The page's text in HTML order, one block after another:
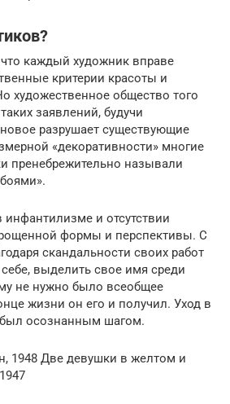
каждый художник вправе
критерии красоты и
художественное общество того
заявлений, будучи
разрушает существующие
«декоративности» многие
пренебрежительно называли
и отсутствии
формы и перспективы. С
скандальности своих работ
выделить свое имя среди
не нужно было всеобщее
жизни он его и получил. Уход в
осознанным шагом.
1948 Две девушки в желтом и